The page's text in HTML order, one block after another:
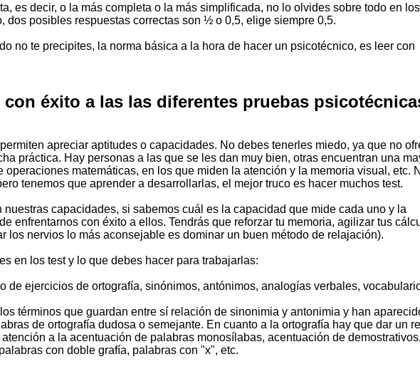
es decir, o la más completa o la más simplificada, no lo olvides sobre todo en los
dos posibles respuestas correctas son ½ o 0,5, elige siempre 0,5.
no te precipites, la norma básica a la hora de hacer un psicotécnico, es leer con
éxito a las las diferentes pruebas
apreciar aptitudes o capacidades. No debes tenerles miedo, ya que no
práctica. Hay personas a las que se les dan muy bien, otras encuentran una
matemáticas, en los que miden la atención y la memoria visual, etc.
tenemos que aprender a desarrollarlas, el mejor truco es hacer muchos test.
capacidades, si sabemos cuál es la capacidad que mide cada uno y la
enfrentarnos con éxito a ellos. Tendrás que reforzar tu memoria, agilizar tus
los nervios lo más aconsejable es dominar un buen método de relajación).
en los test y lo que debes hacer para trabajarlas:
de ejercicios de ortografía, sinónimos, antónimos, analogías verbales,
términos que guardan entre sí relación de sinonimia y antonimia y han
de ortografía dudosa o semejante. En cuanto a la ortografía hay que dar un
a la acentuación de palabras monosílabas, acentuación de
con doble grafía, palabras con "x", etc.